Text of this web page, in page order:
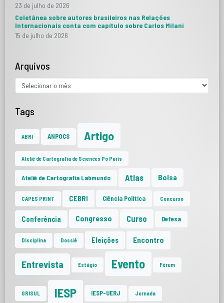
23 de julho de 2026
Coletânea sobre autores brasileiros nas Relações
Internacionais conta com capítulo sobre Carlos Milani
15 de julho de 2026
Arquivos
Tags
ABRI ANPOCS Artigo
Ateliê de Cartografia de Sciences Po Paris
Ateliê de Cartografia Labmundo Atlas Bolsa
CAPES PRINT CEBRI Ciência Política Concurso
Conferência Congresso Curso Defesa
Disciplina Dossiê Eleições Encontro
Entrevista Estágio Evento Fórum
GRISUL IESP IESP-UERJ Jornada